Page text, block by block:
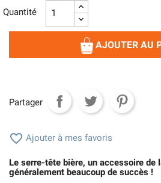
Quantité
AJOUTER AU
Partager
 Ajouter à mes favoris
Le serre-tête bière, un accessoire de
généralement beaucoup de succès !